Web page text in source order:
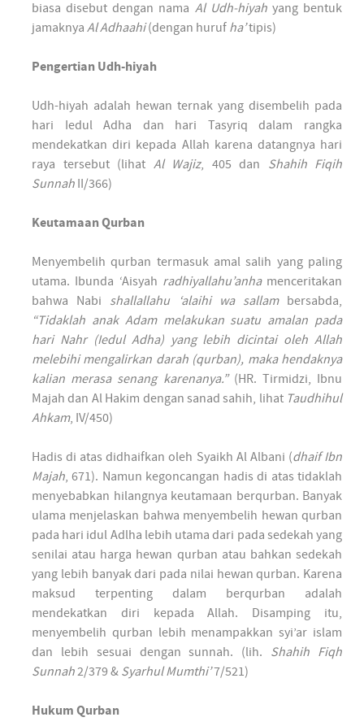
biasa disebut dengan nama Al Udh-hiyahyang bentuk
jamaknya Al Adhaahi(dengan huruf ha’tipis)
Pengertian Udh-hiyah
Udh-hiyah adalah hewan ternak yang disembelih pada
hari Iedul Adha dan hari Tasyriq dalam rangka
mendekatkan diri kepada Allah karena datangnya hari
raya tersebut (lihat Al Wajiz, 405 dan Shahih Fiqih
Sunnah II/366)
Keutamaan Qurban
Menyembelih qurban termasuk amal salih yang paling
utama. Ibunda ‘Aisyah radhiyallahu’anhamenceritakan
bahwa Nabi shallallahu ‘alaihi wa sallambersabda,
“Tidaklah anak Adam melakukan suatu amalan pada
hari Nahr (Iedul Adha) yang lebih dicintai oleh Allah
melebihi mengalirkan darah (qurban), maka hendaknya
kalian merasa senang karenanya.”(HR. Tirmidzi, Ibnu
Majah dan Al Hakim dengan sanad sahih, lihat Taudhihul
Ahkam, IV/450)
Hadis di atas didhaifkan oleh Syaikh Al Albani (dhaif Ibn
Majah, 671). Namun kegoncangan hadis di atas tidaklah
menyebabkan hilangnya keutamaan berqurban. Banyak
ulama menjelaskan bahwa menyembelih hewan qurban
pada hari idul Adlha lebih utama dari pada sedekah yang
senilai atau harga hewan qurban atau bahkan sedekah
yang lebih banyak dari pada nilai hewan qurban. Karena
maksud terpenting dalam berqurban adalah
mendekatkan diri kepada Allah. Disamping itu,
menyembelih qurban lebih menampakkan syi’ar islam
dan lebih sesuai dengan sunnah. (lih. Shahih Fiqh
Sunnah2/379 & Syarhul Mumthi’7/521)
Hukum Qurban